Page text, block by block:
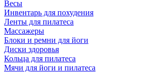
Весы
Инвентарь для похудения
Ленты для пилатеса
Массажеры
Блоки и ремни для йоги
Диски здоровья
Кольца для пилатеса
Мячи для йоги и пилатеса